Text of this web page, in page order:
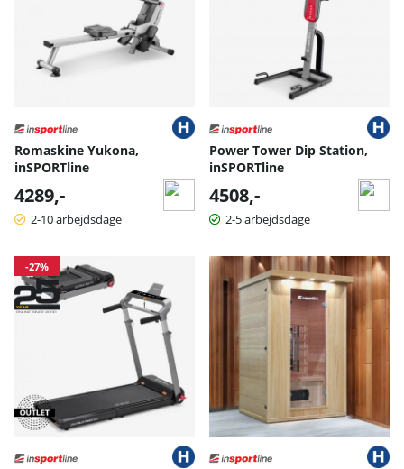
Romaskine Yukona,
inSPORTline
4289,-
2-10 arbejdsdage
Power Tower Dip Station,
inSPORTline
4508,-
2-5 arbejdsdage
-27%